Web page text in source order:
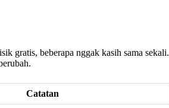
gratis, beberapa nggak kasih sama sekali.
Catatan